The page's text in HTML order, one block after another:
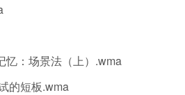
忆：场景法（上）.wma
的短板.wma